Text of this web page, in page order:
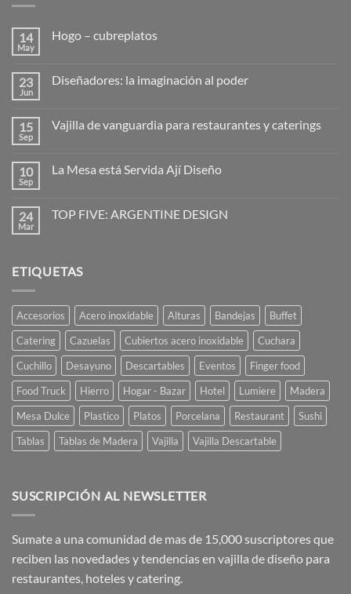
14
May
Hogo – cubreplatos
en
23
Jun
Diseñadores: la imaginación al poder
en
al
poder
15
Sep
Vajilla de vanguardia para restaurantes y caterings
en
para
restaurantes
10
Sep
La Mesa está Servida Ají Diseño
en
Ají
Diseño
24
Mar
TOP FIVE: ARGENTINE DESIGN
TOP
ETIQUETAS
Accesorios Acero inoxidable Alturas Bandejas
Buffet
Catering
Cazuelas Cubiertos acero inoxidable
Cuchara
Cuchillo
Desayuno Descartables Eventos
Finger food
Food Truck
Hierro Hogar - Bazar Hotel Lumiere
Madera
Mesa Dulce
Plastico Platos Porcelana Restaurant
Sushi
Tablas
Tablas de Madera Vajilla Vajilla Descartable
SUSCRIPCIÓN AL NEWSLETTER
Sumate a una comunidad de mas de 15,000 suscriptores que
reciben las novedades y tendencias en vajilla de diseño para
restaurantes, hoteles y catering.